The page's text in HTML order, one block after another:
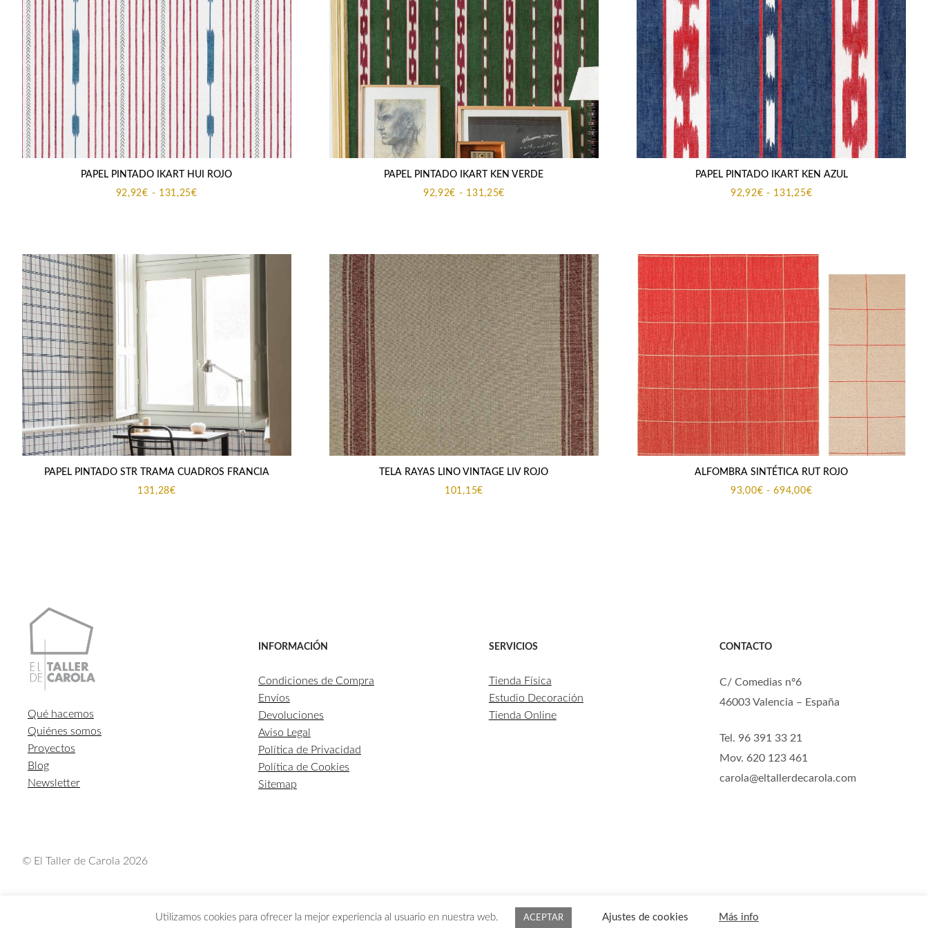
LOS PEDIDOS REALIZADOS DEL 1 AL 31 DE AGOSTO SE GESTIONARÁN A PARTIR DEL 1 DE SEPTIEMBRE. MUCHAS GRACIAS
PAPEL PINTADO IKART HUI ROJO
92,92€ - 131,25€Rango
hasta
131,25€
PAPEL PINTADO IKART KEN VERDE
92,92€ - 131,25€
hasta
131,25€
PAPEL PINTADO IKART KEN AZUL
92,92€ - 131,25€Rango
hasta
131,25€
PAPEL PINTADO STR TRAMA CUADROS FRANCIA
131,28€
TELA RAYAS LINO VINTAGE LIV ROJO
101,15€
ALFOMBRA SINTÉTICA RUT ROJO
93,00€ - 694,00€Rango
Qué hacemos
Quiénes somos
Proyectos
Blog
Newsletter
INFORMACIÓN
Condiciones de Compra
Envíos
Devoluciones
Aviso Legal
Política de Privacidad
Política de Cookies
Sitemap
SERVICIOS
Tienda Física
Estudio Decoración
Tienda Online
CONTACTO
C/ Comedias nº6
46003 Valencia – España
Tel. 96 391 33 21
Mov. 620 123 461
carola@eltallerdecarola.com
© El Taller de Carola 2026
Utilizamos cookies para ofrecer la mejor experiencia al usuario en nuestra web. ACEPTAR Ajustes de cookies Más info